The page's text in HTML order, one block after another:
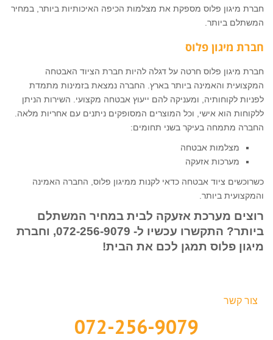
חברת מיגון פלוס מספקת את מצלמות הכיפה האיכותיות ביותר, במחיר
המשתלם ביותר.
חברת מיגון פלוס
חברת מיגון פלוס חרטה על דגלה להיות חברת הציוד האבטחה
המקצועית והאמינה ביותר בארץ. החברה נמצאת בזמינות מתמדת
לפניות לקוחותיה, ומעניקה להם ייעוץ אבטחה מקצועי. השירות הניתן
ללקוחות הוא אישי, וכל המוצרים המסופקים ניתנים עם אחריות מלאה.
החברה מתמחה בעיקר בשני תחומים:
מצלמות אבטחה
מערכות אזעקה
כשרוכשים ציוד אבטחה כדאי לקנות ממיגון פלוס, החברה האמינה
והמקצועית ביותר.
רוצים מערכת אזעקה לבית במחיר המשתלם
ביותר? התקשרו עכשיו ל- 072-256-9079
, וחברת
מיגון פלוס תמגן לכם את הבית!
צור קשר
072-256-9079